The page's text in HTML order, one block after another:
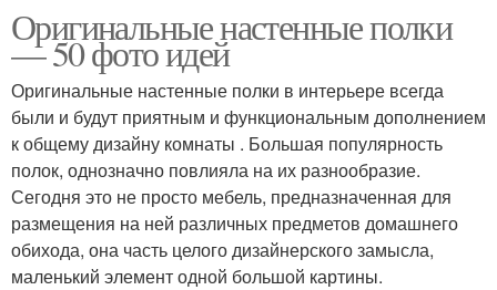
Оригинальные настенные полки
— 50 фото идей
Оригинальные настенные полки в интерьере всегда
были и будут приятным и функциональным дополнением
к общему дизайну комнаты . Большая популярность
полок, однозначно повлияла на их разнообразие.
Сегодня это не просто мебель, предназначенная для
размещения на ней различных предметов домашнего
обихода, она часть целого дизайнерского замысла,
маленький элемент одной большой картины.